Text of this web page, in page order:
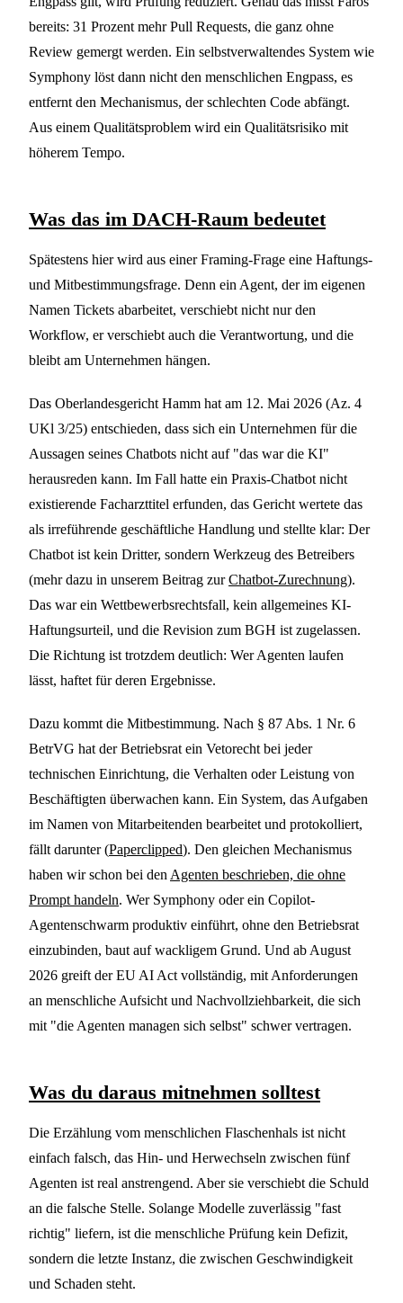
bereits: 31 Prozent mehr Pull Requests, die ganz ohne
Review gemergt werden. Ein selbstverwaltendes System wie
Symphony löst dann nicht den menschlichen Engpass, es
entfernt den Mechanismus, der schlechten Code abfängt.
Aus einem Qualitätsproblem wird ein Qualitätsrisiko mit
höherem Tempo.
Was das im DACH-Raum bedeutet
Spätestens hier wird aus einer Framing-Frage eine Haftungs-
und Mitbestimmungsfrage. Denn ein Agent, der im eigenen
Namen Tickets abarbeitet, verschiebt nicht nur den
Workflow, er verschiebt auch die Verantwortung, und die
bleibt am Unternehmen hängen.
Das Oberlandesgericht Hamm hat am 12. Mai 2026 (Az. 4
UKl 3/25) entschieden, dass sich ein Unternehmen für die
Aussagen seines Chatbots nicht auf "das war die KI"
herausreden kann. Im Fall hatte ein Praxis-Chatbot nicht
existierende Facharzttitel erfunden, das Gericht wertete das
als irreführende geschäftliche Handlung und stellte klar: Der
Chatbot ist kein Dritter, sondern Werkzeug des Betreibers
(mehr dazu in unserem Beitrag zurChatbot-Zurechnung).
Das war ein Wettbewerbsrechtsfall, kein allgemeines KI-
Haftungsurteil, und die Revision zum BGH ist zugelassen.
Die Richtung ist trotzdem deutlich: Wer Agenten laufen
lässt, haftet für deren Ergebnisse.
Dazu kommt die Mitbestimmung. Nach § 87 Abs. 1 Nr. 6
BetrVG hat der Betriebsrat ein Vetorecht bei jeder
technischen Einrichtung, die Verhalten oder Leistung von
Beschäftigten überwachen kann. Ein System, das Aufgaben
im Namen von Mitarbeitenden bearbeitet und protokolliert,
fällt darunter (Paperclipped). Den gleichen Mechanismus
haben wir schon bei den Agenten beschrieben, die ohne
Prompt handeln. Wer Symphony oder ein Copilot-
Agentenschwarm produktiv einführt, ohne den Betriebsrat
einzubinden, baut auf wackligem Grund. Und ab August
2026 greift der EU AI Act vollständig, mit Anforderungen
an menschliche Aufsicht und Nachvollziehbarkeit, die sich
mit "die Agenten managen sich selbst" schwer vertragen.
Was du daraus mitnehmen solltest
Die Erzählung vom menschlichen Flaschenhals ist nicht
einfach falsch, das Hin- und Herwechseln zwischen fünf
Agenten ist real anstrengend. Aber sie verschiebt die Schuld
an die falsche Stelle. Solange Modelle zuverlässig "fast
richtig" liefern, ist die menschliche Prüfung kein Defizit,
sondern die letzte Instanz, die zwischen Geschwindigkeit
und Schaden steht.